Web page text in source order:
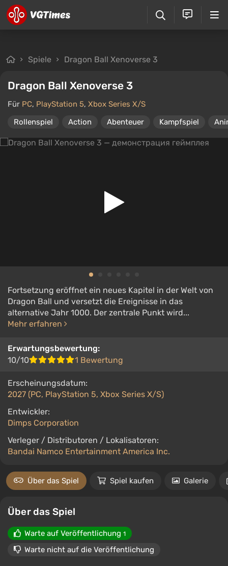
Spiele Dragon Ball Xenoverse 3
Dragon Ball Xenoverse 3
Für PC, PlayStation 5, Xbox Series X/S
Rollenspiel
Action Abenteuer Kampfspiel
Fortsetzung eröffnet ein neues Kapitel in der Welt von
Dragon Ball und versetzt die Ereignisse in das
alternative Jahr 1000. Der zentrale Punkt wird...
Mehr erfahren
Erwartungsbewertung:
10/10
1 Bewertung
Erscheinungsdatum:
2027 (PC, PlayStation 5, Xbox Series X/S)
Entwickler:
Dimps Corporation
Verleger / Distributoren / Lokalisatoren:
Bandai Namco Entertainment America Inc.
Über das Spiel Spiel kaufen Galerie
Über das Spiel
Warte auf Veröffentlichung 1
Warte nicht auf die Veröffentlichung